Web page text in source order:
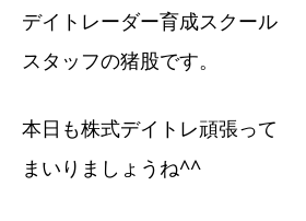
デイトレーダー育成スクール
スタッフの猪股です。
本日も株式デイトレ頑張って
まいりましょうね^^